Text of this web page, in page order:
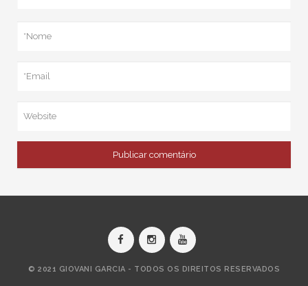
© 2021 GIOVANI GARCIA - TODOS OS DIREITOS RESERVADOS